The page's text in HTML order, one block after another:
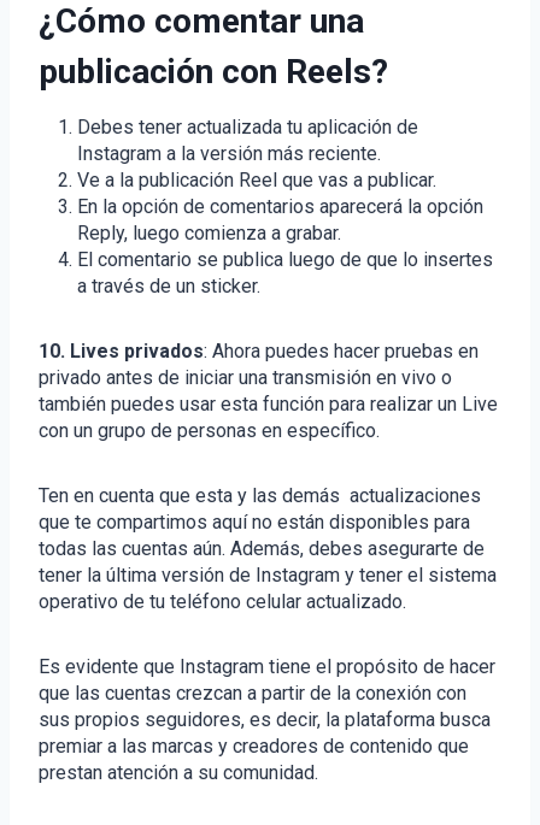
¿Cómo comentar una
publicación con Reels?
Debes tener actualizada tu aplicación de
Instagram a la versión más reciente.
Ve a la publicación Reel que vas a publicar.
En la opción de comentarios aparecerá la opción
Reply, luego comienza a grabar.
El comentario se publica luego de que lo insertes
a través de un sticker.
10. Lives privados: Ahora puedes hacer pruebas en
privado antes de iniciar una transmisión en vivo o
también puedes usar esta función para realizar un Live
con un grupo de personas en específico.
Ten en cuenta que esta y las demás actualizaciones
que te compartimos aquí no están disponibles para
todas las cuentas aún. Además, debes asegurarte de
tener la última versión de Instagram y tener el sistema
operativo de tu teléfono celular actualizado.
Es evidente que Instagram tiene el propósito de hacer
que las cuentas crezcan a partir de la conexión con
sus propios seguidores, es decir, la plataforma busca
premiar a las marcas y creadores de contenido que
prestan atención a su comunidad.